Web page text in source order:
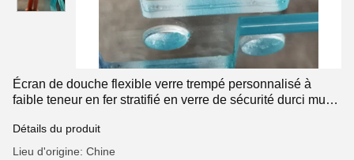
Écran de douche flexible verre trempé personnalisé à
faible teneur en fer stratifié en verre de sécurité durci mur
Détails du produit
Lieu d'origine: Chine